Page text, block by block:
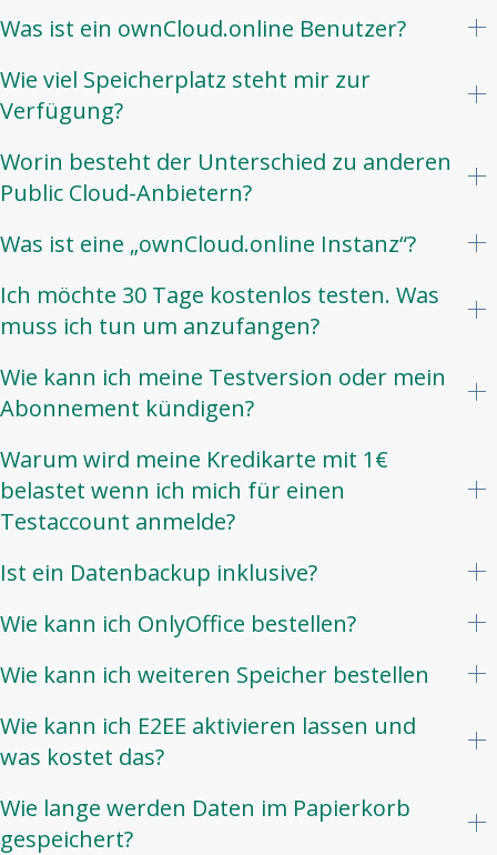
Was ist ein ownCloud.online Benutzer?
Wie viel Speicherplatz steht mir zur
Verfügung?
Worin besteht der Unterschied zu anderen
Public Cloud-Anbietern?
Was ist eine „ownCloud.online Instanz“?
Ich möchte 30 Tage kostenlos testen. Was
muss ich tun um anzufangen?
Wie kann ich meine Testversion oder mein
Abonnement kündigen?
Warum wird meine Kredikarte mit 1€
belastet wenn ich mich für einen
Testaccount anmelde?
Ist ein Datenbackup inklusive?
Wie kann ich OnlyOffice bestellen?
Wie kann ich weiteren Speicher bestellen
Wie kann ich E2EE aktivieren lassen und
was kostet das?
Wie lange werden Daten im Papierkorb
gespeichert?